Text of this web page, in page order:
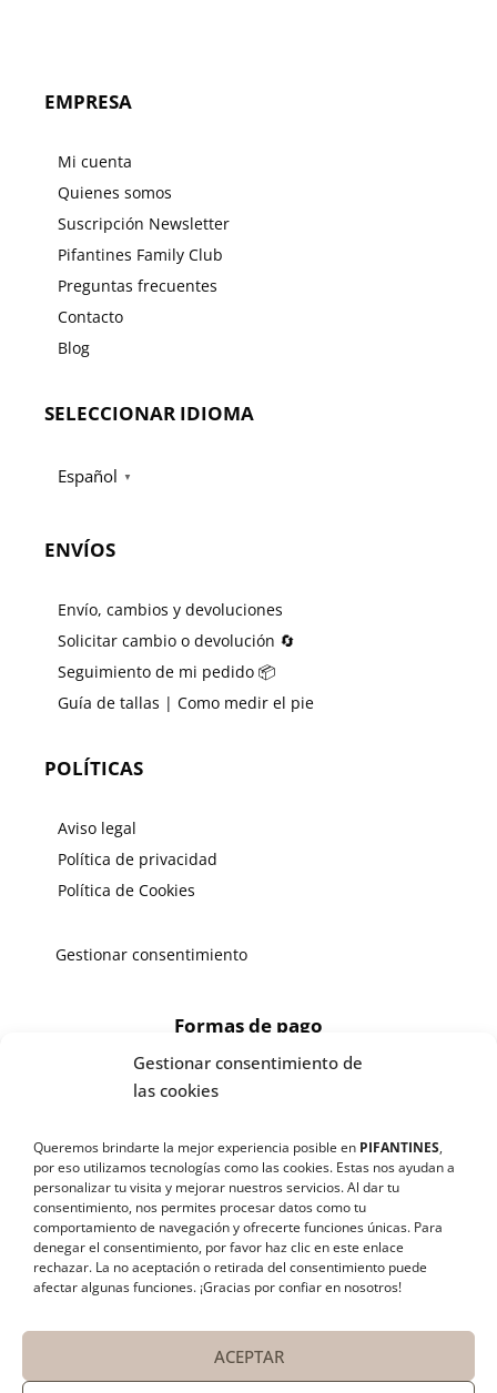
Gestionar consentimiento de
las cookies
Queremos brindarte la mejor experiencia posible en PIFANTINES,
por eso utilizamos tecnologías como las cookies. Estas nos ayudan a
personalizar tu visita y mejorar nuestros servicios. Al dar tu
consentimiento, nos permites procesar datos como tu
comportamiento de navegación y ofrecerte funciones únicas. Para
denegar el consentimiento, por favor haz clic en este enlace
rechazar. La no aceptación o retirada del consentimiento puede
afectar algunas funciones. ¡Gracias por confiar en nosotros!
ACEPTAR
EMPRESA
Mi cuenta
Quienes somos
Suscripción Newsletter
Pifantines Family Club
Preguntas frecuentes
Contacto
Blog
SELECCIONAR IDIOMA
Español ▼
ENVÍOS
Envío, cambios y devoluciones
Solicitar cambio o devolución 🔄
Seguimiento de mi pedido 📦
Guía de tallas | Como medir el pie
POLÍTICAS
Aviso legal
Política de privacidad
Política de Cookies
Gestionar consentimiento
Formas de pago
¡SÍGUENOS EN REDES SOCIALES!
CAMBIO/DEVOLUCIÓN
📞 Contactar Whatsapp
📧 Enviar mensaje
📦 Seguimiento de mi pedido